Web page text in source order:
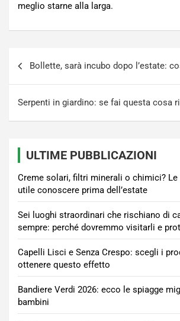
meglio starne alla larga.
Bollette, sarà incubo dopo l’estate:
Serpenti in giardino: se fai questa cosa
ULTIME PUBBLICAZIONI
Creme solari, filtri minerali o chimici? Le
utile conoscere prima dell’estate
Sei luoghi straordinari che rischiano di
sempre: perché dovremmo visitarli e
Capelli Lisci e Senza Crespo: scegli i
ottenere questo effetto
Bandiere Verdi 2026: ecco le spiagge
bambini